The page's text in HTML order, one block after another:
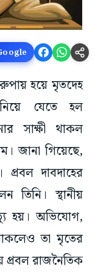
হয়ে মৃতদেহ
যেতে হল
সাক্ষী থাকল
জানা গিয়েছে,
দাবদাহের
তিনি। স্থানীয়
হয়। অভিযোগ,
তা মৃতের
প্রবল রাজনৈতিক